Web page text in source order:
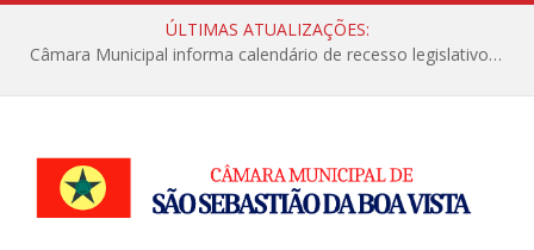
ÚLTIMAS ATUALIZAÇÕES:
Câmara Municipal informa calendário de recesso legislativo de julho